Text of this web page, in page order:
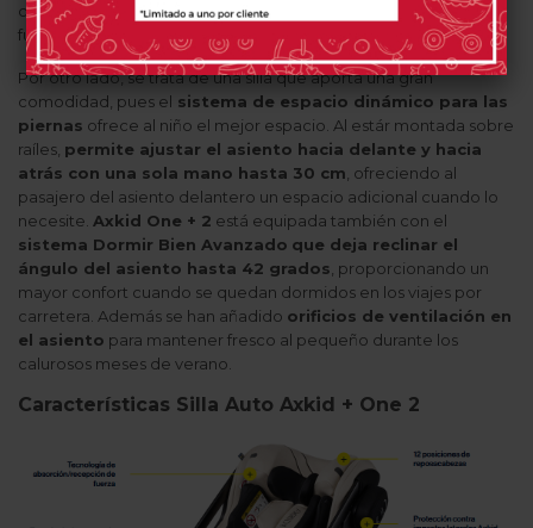
con materiales que amortiguan los golpes para minimizar las
fuerzas de choque en caso de impacto.
Por otro lado, se trata de una silla que aporta una gran
comodidad, pues el sistema de espacio dinámico para las
piernas ofrece al niño el mejor espacio. Al estár montada sobre
raíles, permite ajustar el asiento hacia delante y hacia
atrás con una sola mano hasta 30 cm , ofreciendo al
pasajero del asiento delantero un espacio adicional cuando lo
necesite. Axkid One + 2 está equipada también con el
sistema Dormir Bien Avanzado que deja reclinar el
ángulo del asiento hasta 42 grados , proporcionando un
mayor confort cuando se quedan dormidos en los viajes por
carretera. Además se han añadido orificios de ventilación en
el asiento para mantener fresco al pequeño durante los
calurosos meses de verano.
Características Silla Auto Axkid + One 2